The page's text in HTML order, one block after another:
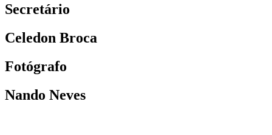
Secretário
Celedon Broca
Fotógrafo
Nando Neves